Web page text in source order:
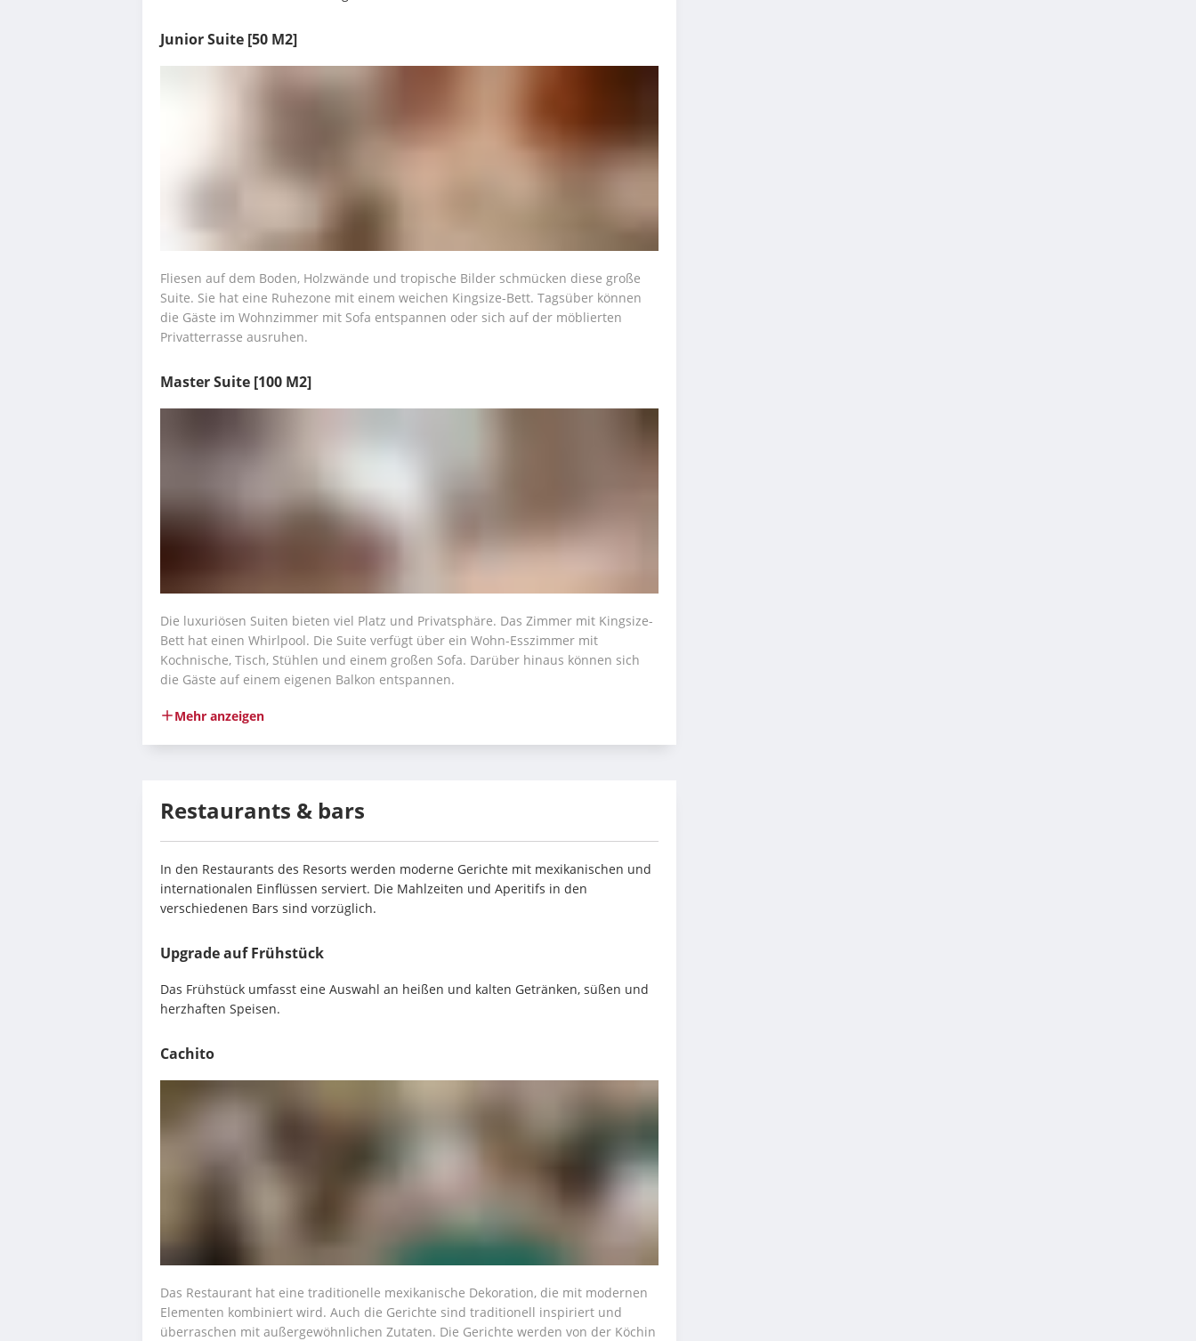
Junior Suite [50 M2]
Fliesen auf dem Boden, Holzwände und tropische Bilder schmücken diese große
Suite. Sie hat eine Ruhezone mit einem weichen Kingsize-Bett. Tagsüber können
die Gäste im Wohnzimmer mit Sofa entspannen oder sich auf der möblierten
Privatterrasse ausruhen.
Master Suite [100 M2]
Die luxuriösen Suiten bieten viel Platz und Privatsphäre. Das Zimmer mit Kingsize-
Bett hat einen Whirlpool. Die Suite verfügt über ein Wohn-Esszimmer mit
Kochnische, Tisch, Stühlen und einem großen Sofa. Darüber hinaus können sich
die Gäste auf einem eigenen Balkon entspannen.
Mehr anzeigen
Restaurants & bars
In den Restaurants des Resorts werden moderne Gerichte mit mexikanischen und
internationalen Einflüssen serviert. Die Mahlzeiten und Aperitifs in den
verschiedenen Bars sind vorzüglich.
Upgrade auf Frühstück
Das Frühstück umfasst eine Auswahl an heißen und kalten Getränken, süßen und
herzhaften Speisen.
Cachito
Das Restaurant hat eine traditionelle mexikanische Dekoration, die mit modernen
Elementen kombiniert wird. Auch die Gerichte sind traditionell inspiriert und
überraschen mit außergewöhnlichen Zutaten. Die Gerichte werden von der Köchin